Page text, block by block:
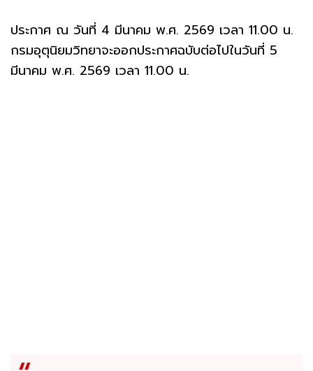
ประกาศ ณ วันที่ 4 มีนาคม พ.ศ. 2569 เวลา 11.00 น.
กรมอุตุนิยมวิทยาจะออกประกาศฉบับต่อไปในวันที่ 5
มีนาคม พ.ศ. 2569 เวลา 11.00 น.